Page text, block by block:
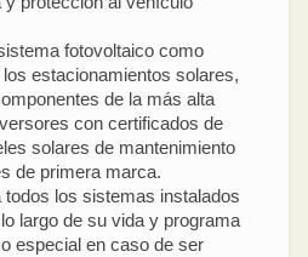
fotovoltaico como
estacionamientos solares,
de la más alta
con certificados de
solares de mantenimiento
de primera marca.
los sistemas instalados
largo de su vida y programa
especial en caso de ser